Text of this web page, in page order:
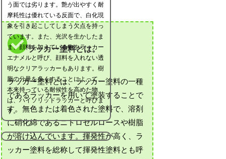
う面では劣ります。艶が出やすく耐
摩耗性は優れている反面で、白化現
象を引き起こしてしまう欠点を持っ
ています。また、光沢を生かしたま
ま、顔料を加えている物をラッカー
エナメルと呼び、顔料を入れない透
明なクリアラッカーもあります。樹
脂の分量を多くすることによって、
本来持っている耐候性を高めた物
は、ハイソリッドラッカーと呼びま
す。
ラッカー塗料とは。
ラッカー塗料とは、ラッカー塗料の一種
であるラッカーを用いて塗装することで
す。無色または着色された塗料で、溶剤
に硝化綿であるニトロセルロースや樹脂
が溶け込んでいます。揮発性が高く、ラ
ッカー塗料を総称して揮発性塗料とも呼